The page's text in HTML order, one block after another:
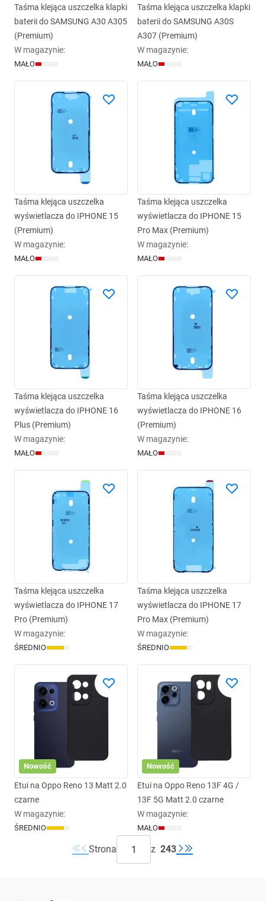
Taśma klejąca uszczelka klapki
baterii do SAMSUNG A30 A305
(Premium)
W magazynie:
MAŁO
Taśma klejąca uszczelka klapki
baterii do SAMSUNG A30S
A307 (Premium)
W magazynie:
MAŁO
Taśma klejąca uszczelka
wyświetlacza do IPHONE 15
(Premium)
W magazynie:
MAŁO
Taśma klejąca uszczelka
wyświetlacza do IPHONE 15
Pro Max (Premium)
W magazynie:
MAŁO
Taśma klejąca uszczelka
wyświetlacza do IPHONE 16
Plus (Premium)
W magazynie:
MAŁO
Taśma klejąca uszczelka
wyświetlacza do IPHONE 16
(Premium)
W magazynie:
MAŁO
Taśma klejąca uszczelka
wyświetlacza do IPHONE 17
Pro (Premium)
W magazynie:
ŚREDNIO
Taśma klejąca uszczelka
wyświetlacza do IPHONE 17
Pro Max (Premium)
W magazynie:
ŚREDNIO
Nowość
Etui na Oppo Reno 13 Matt 2.0
czarne
W magazynie:
ŚREDNIO
Nowość
Etui na Oppo Reno 13F 4G /
13F 5G Matt 2.0 czarne
W magazynie:
MAŁO
Strona z 243